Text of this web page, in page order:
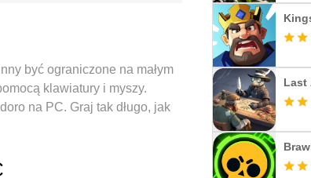
być ograniczone na małym
klawiatury i myszy.
na PC. Graj tak długo, jak
Zupełnie nowy MEmu 9 to
jest prawdziwą grą na PC.
Last